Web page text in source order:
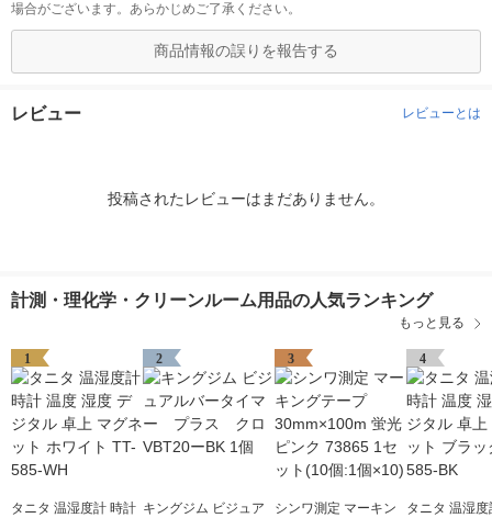
場合がございます。あらかじめご了承ください。
商品情報の誤りを報告する
レビュー レビューとは
投稿されたレビューはまだありません。
計測・理化学・クリーンルーム用品の人気ランキング
もっと見る
1
タニタ 温湿度計 時計
2
キングジム ビジュア
3
シンワ測定 マーキン
4
タニタ 温湿